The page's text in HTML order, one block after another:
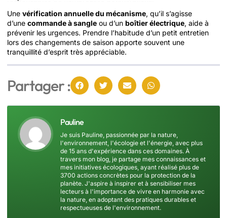
Une vérification annuelle du mécanisme, qu’il s’agisse
d’une commande à sangle ou d’un boîtier électrique, aide à
prévenir les urgences. Prendre l’habitude d’un petit entretien
lors des changements de saison apporte souvent une
tranquillité d’esprit très appréciable.
Partager :
Pauline
Je suis Pauline, passionnée par la nature,
l'environnement, l'écologie et l'énergie, avec plus
de 15 ans d'expérience dans ces domaines. À
travers mon blog, je partage mes connaissances et
mes initiatives écologiques, ayant réalisé plus de
3700 actions concrètes pour la protection de la
planète. J'aspire à inspirer et à sensibiliser mes
lecteurs à l'importance de vivre en harmonie avec
la nature, en adoptant des pratiques durables et
respectueuses de l'environnement.